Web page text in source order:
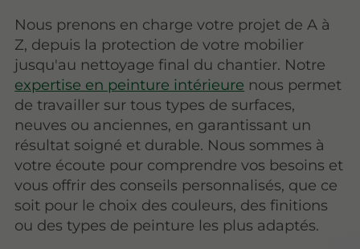
Nous prenons en charge votre projet de A à
Z, depuis la protection de votre mobilier
jusqu'au nettoyage final du chantier. Notre
expertise en peinture intérieure nous permet
de travailler sur tous types de surfaces,
neuves ou anciennes, en garantissant un
résultat soigné et durable. Nous sommes à
votre écoute pour comprendre vos besoins et
vous offrir des conseils personnalisés, que ce
soit pour le choix des couleurs, des finitions
ou des types de peinture les plus adaptés.